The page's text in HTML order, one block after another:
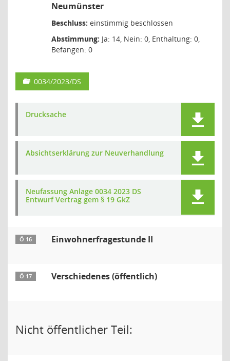
Neumünster
Beschluss: einstimmig beschlossen
Abstimmung: Ja: 14, Nein: 0, Enthaltung: 0,
Befangen: 0
0034/2023/DS
Drucksache
Absichtserklärung zur Neuverhandlung
Neufassung Anlage 0034 2023 DS
Entwurf Vertrag gem § 19 GkZ
Ö 16 Einwohnerfragestunde II
Ö 17 Verschiedenes (öffentlich)
Nicht öffentlicher Teil: